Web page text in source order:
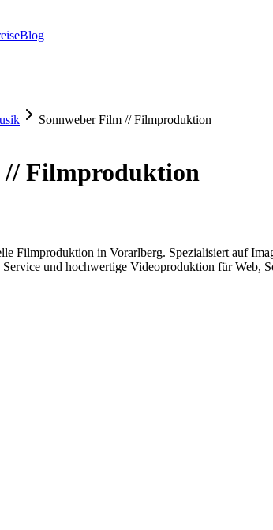
Blog
Sonnweber Film // Filmproduktion
// Filmproduktion
Filmproduktion in Vorarlberg. Spezialisiert auf
und hochwertige Videoproduktion für